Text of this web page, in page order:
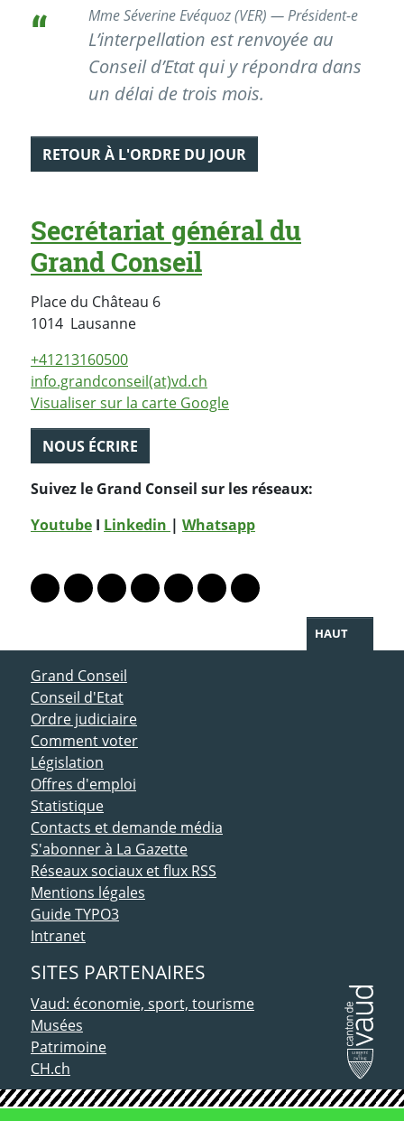
Mme Séverine Evéquoz (VER) — Président-e
L’interpellation est renvoyée au
Conseil d’Etat qui y répondra dans
un délai de trois mois.
RETOUR À L'ORDRE DU JOUR
Secrétariat général du
Grand Conseil
Place du Château 6
1014 LausanneSuisse
+41213160500
info.grandconseil(at)vd.ch
Visualiser sur la carte Google
NOUS ÉCRIRE
Suivez le Grand Conseil sur les réseaux:
Youtube I Linkedin | Whatsapp
Lien vers le profil Mastodon
Lien vers le profil Bluesky
Lien vers le profil Instagram
Lien vers le profil Linkedin
Lien vers le profil Facebook
Lien vers le profil Twitter
Partager par WhatsApp
HAUT
ACCÈS DIRECT
Grand Conseil
Conseil d'Etat
Ordre judiciaire
Comment voter
Législation
Offres d'emploi
Statistique
Contacts et demande média
S'abonner à La Gazette
Réseaux sociaux et flux RSS
Mentions légales
Guide TYPO3
Intranet
SITES PARTENAIRES
Vaud: économie, sport, tourisme
Musées
Patrimoine
CH.ch